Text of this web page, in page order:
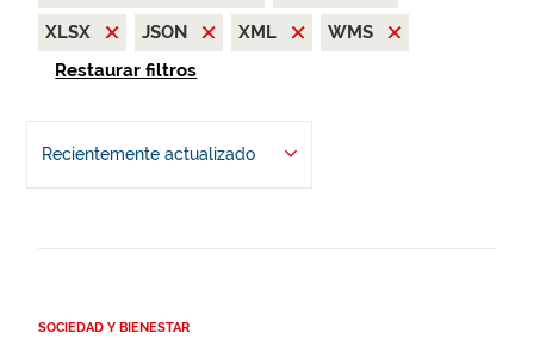
XLSX
JSON XML
WMS
Restaurar filtros
Recientemente actualizado
SOCIEDAD Y BIENESTAR